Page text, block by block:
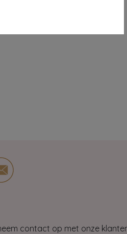
contact op met onze